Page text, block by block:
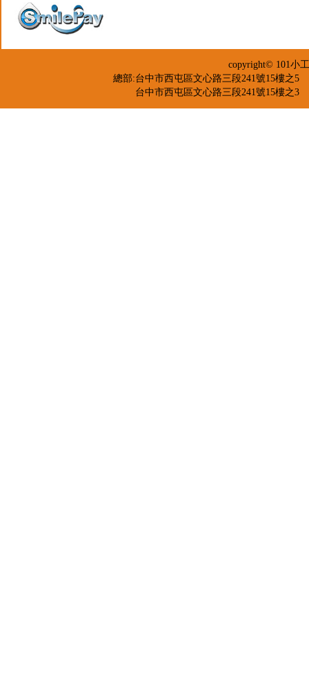
copyright© 101
總部:台中市西屯區文心路三段241號15樓之5
台中市西屯區文心路三段241號15樓之